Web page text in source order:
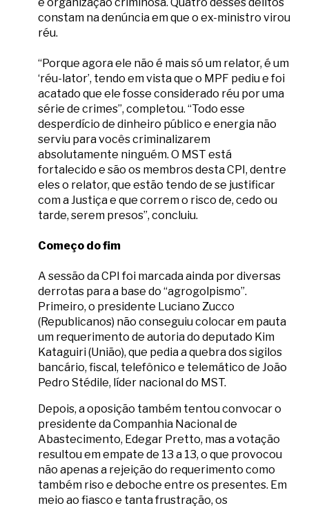
constam na denúncia em que o ex-ministro virou
réu.
“Porque agora ele não é mais só um relator, é um
‘réu-lator’, tendo em vista que o MPF pediu e foi
acatado que ele fosse considerado réu por uma
série de crimes”, completou. “Todo esse
desperdício de dinheiro público e energia não
serviu para vocês criminalizarem
absolutamente ninguém. O MST está
fortalecido e são os membros desta CPI, dentre
eles o relator, que estão tendo de se justificar
com a Justiça e que correm o risco de, cedo ou
tarde, serem presos”, concluiu.
Começo do fim
A sessão da CPI foi marcada ainda por diversas
derrotas para a base do “agrogolpismo”.
Primeiro, o presidente Luciano Zucco
(Republicanos) não conseguiu colocar em pauta
um requerimento de autoria do deputado Kim
Kataguiri (União), que pedia a quebra dos sigilos
bancário, fiscal, telefônico e telemático de João
Pedro Stédile, líder nacional do MST.
Depois, a oposição também tentou convocar o
presidente da Companhia Nacional de
Abastecimento, Edegar Pretto, mas a votação
resultou em empate de 13 a 13, o que provocou
não apenas a rejeição do requerimento como
também riso e deboche entre os presentes. Em
meio ao fiasco e tanta frustração, os